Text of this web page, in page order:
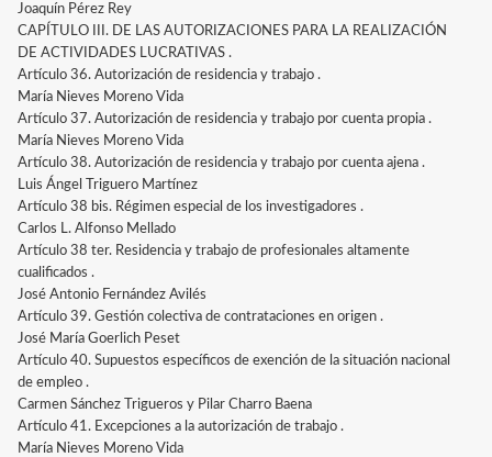
Joaquín Pérez Rey
CAPÍTULO III. DE LAS AUTORIZACIONES PARA LA REALIZACIÓN
DE ACTIVIDADES LUCRATIVAS .
Artículo 36. Autorización de residencia y trabajo .
María Nieves Moreno Vida
Artículo 37. Autorización de residencia y trabajo por cuenta propia .
María Nieves Moreno Vida
Artículo 38. Autorización de residencia y trabajo por cuenta ajena .
Luis Ángel Triguero Martínez
Artículo 38 bis. Régimen especial de los investigadores .
Carlos L. Alfonso Mellado
Artículo 38 ter. Residencia y trabajo de profesionales altamente
cualificados .
José Antonio Fernández Avilés
Artículo 39. Gestión colectiva de contrataciones en origen .
José María Goerlich Peset
Artículo 40. Supuestos específicos de exención de la situación nacional
de empleo .
Carmen Sánchez Trigueros y Pilar Charro Baena
Artículo 41. Excepciones a la autorización de trabajo .
María Nieves Moreno Vida